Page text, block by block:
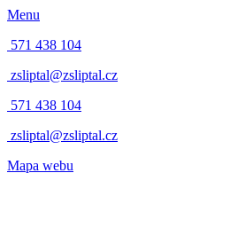
Menu
571 438 104
zsliptal@zsliptal.cz
571 438 104
zsliptal@zsliptal.cz
Mapa webu